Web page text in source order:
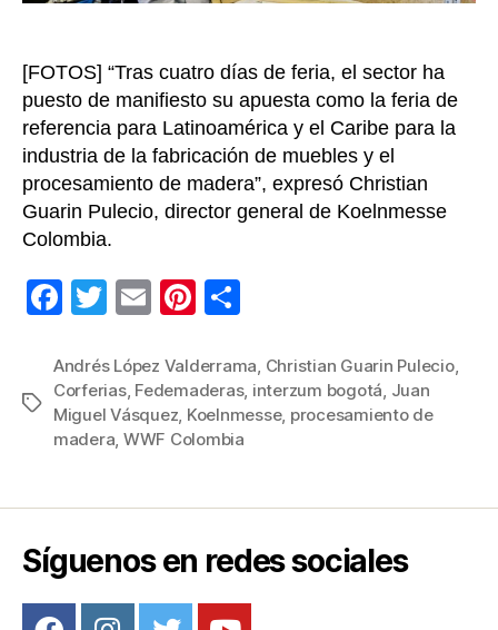
en
[FOTOS] “Tras cuatro días de feria, el sector ha
puesto de manifiesto su apuesta como la feria de
referencia para Latinoamérica y el Caribe para la
industria de la fabricación de muebles y el
procesamiento de madera”, expresó Christian
Guarin Pulecio, director general de Koelnmesse
Colombia.
F
c
e
b
o
k
T
tt
er
E
ail
Pi
er
e
st
m
p
ar
Etiquetas
Andrés López Valderrama, Christian Guarin Pulecio,
Corferias, Fedemaderas, interzum bogotá, Juan
Miguel Vásquez, Koelnmesse, procesamiento de
madera, WWF Colombia
Síguenos en redes sociales